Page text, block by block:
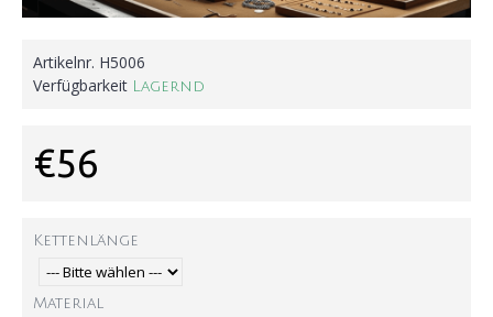
Artikelnr. H5006
Verfügbarkeit
Lagernd
€56
Kettenlänge
Material